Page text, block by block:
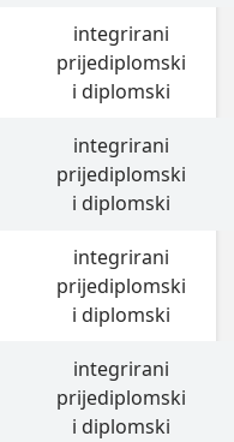
integrirani
prijediplomski
i diplomski
integrirani
prijediplomski
i diplomski
integrirani
prijediplomski
i diplomski
integrirani
prijediplomski
i diplomski